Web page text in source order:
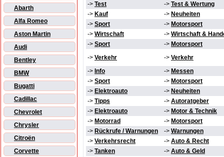
Abarth
Alfa Romeo
Aston Martin
Audi
Bentley
BMW
Bugatti
Cadillac
Chevrolet
Chrysler
Citroën
Corvette
-> Test -> Test & Wertung
-> Kauf -> Neuheiten
-> Sport -> Motorsport
-> Wirtschaft -> Wirtschaft &
-> Sport -> Motorsport
-> Verkehr -> Verkehr
-> Info -> Messen
-> Sport -> Motorsport
-> Elektroauto -> Neuheiten
-> Tipps -> Autoratgeber
-> Elektroauto -> Motor & Technik
-> Motorrad -> Motorsport
-> Rückrufe / Warnungen -> Warnungen
-> Verkehrsrecht -> Auto & Recht
-> Tanken -> Auto & Geld